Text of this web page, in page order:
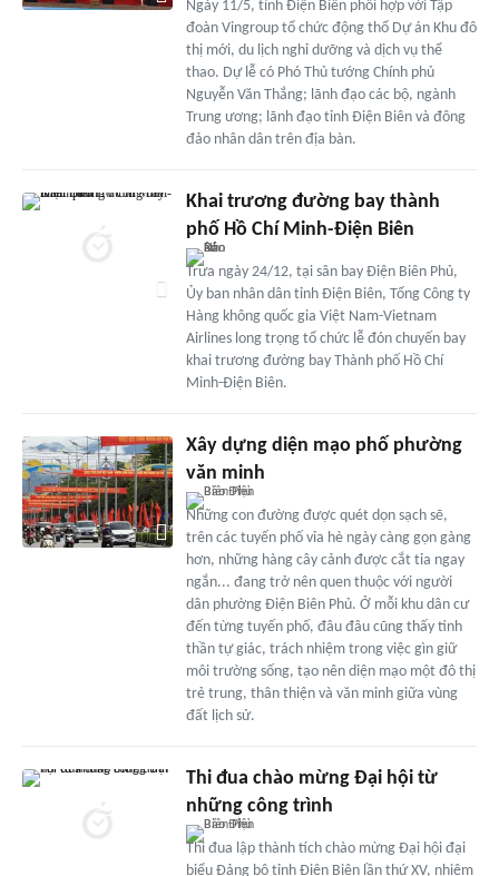
Ngày 11/5, tỉnh Điện Biên phối hợp với Tập
đoàn Vingroup tổ chức động thổ Dự án Khu đô
thị mới, du lịch nghỉ dưỡng và dịch vụ thể
thao. Dự lễ có Phó Thủ tướng Chính phủ
Nguyễn Văn Thắng; lãnh đạo các bộ, ngành
Trung ương; lãnh đạo tỉnh Điện Biên và đông
đảo nhân dân trên địa bàn.
Khai trương đường bay thành
phố Hồ Chí Minh-Điện Biên
Trưa ngày 24/12, tại sân bay Điện Biên Phủ,
Ủy ban nhân dân tỉnh Điện Biên, Tổng Công ty
Hàng không quốc gia Việt Nam-Vietnam
Airlines long trọng tổ chức lễ đón chuyến bay
khai trương đường bay Thành phố Hồ Chí
Minh-Điện Biên.
Xây dựng diện mạo phố phường
văn minh
Những con đường được quét dọn sạch sẽ,
trên các tuyến phố vỉa hè ngày càng gọn gàng
hơn, những hàng cây cảnh được cắt tỉa ngay
ngắn... đang trở nên quen thuộc với người
dân phường Điện Biên Phủ. Ở mỗi khu dân cư
đến từng tuyến phố, đâu đâu cũng thấy tinh
thần tự giác, trách nhiệm trong việc gìn giữ
môi trường sống, tạo nên diện mạo một đô thị
trẻ trung, thân thiện và văn minh giữa vùng
đất lịch sử.
Thi đua chào mừng Đại hội từ
những công trình
Thi đua lập thành tích chào mừng Đại hội đại
biểu Đảng bộ tỉnh Điện Biên lần thứ XV, nhiệm